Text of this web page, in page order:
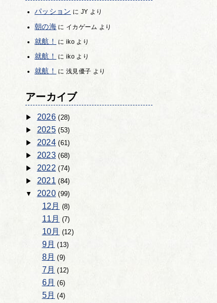
パッション に JY より
朝の海に イカゲーム より
就航！ に ikoより
就航！ に ikoより
就航！ に 浅見優子 より
アーカイブ
2026(28)
2025(53)
2024(61)
2023(68)
2022(74)
2021(84)
2020(99)
12月 (8)
11月 (7)
10月 (12)
9月 (13)
8月 (9)
7月 (12)
6月 (6)
5月 (4)